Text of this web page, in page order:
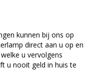
kunnen bij ons op
direct aan u op en
u vervolgens
u nooit geld in huis te